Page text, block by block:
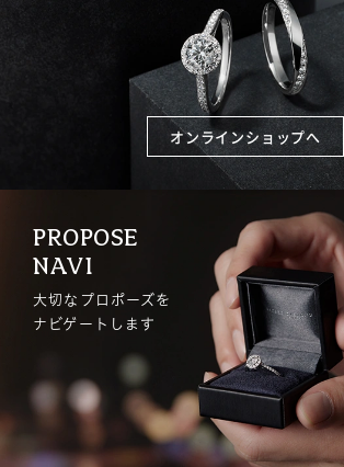
オンラインショップへ
PROPOSE
NAVI
大切なプロポーズを
ナビゲートします